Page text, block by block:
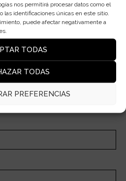
nos permitirá procesar datos como el
las identificaciones únicas en este sitio.
puede afectar negativamente a
TODAS
TODAS
PREFERENCIAS
newsletter y sé el
nuevas colecciones,
y proyectos exclusivos